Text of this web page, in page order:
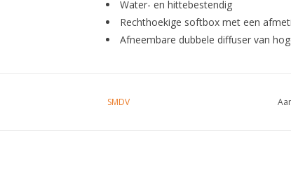
Water- en hittebestendig
Rechthoekige softbox met een
Afneembare dubbele diffuser van
SMDV